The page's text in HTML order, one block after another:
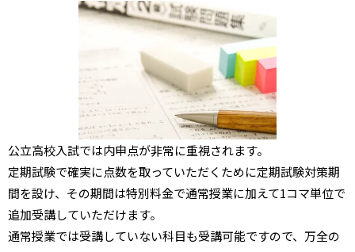
公立高校入試では内申点が非常に重視されます。
定期試験で確実に点数を取っていただくために定期試験対策期
間を設け、その期間は特別料金で通常授業に加えて1コマ単位で
追加受講していただけます。
通常授業では受講していない科目も受講可能ですので、万全の